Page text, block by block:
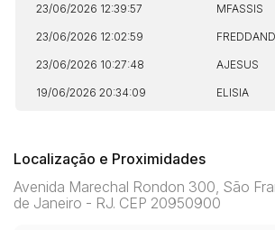
23/06/2026 12:39:57 MFASSIS
23/06/2026 12:02:59
23/06/2026 10:27:48 AJESUS
19/06/2026 20:34:09 ELISIA
Localização e Proximidades
Avenida Marechal Rondon 300, São
de Janeiro - RJ. CEP 20950900